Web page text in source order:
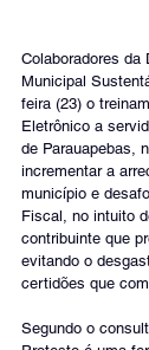
Colaboradores da
Municipal
feira (23) o
Eletrônico a
de Parauapebas,
incrementar a
município e
Fiscal, no intuito
contribuinte que
evitando o
certidões que
Segundo o